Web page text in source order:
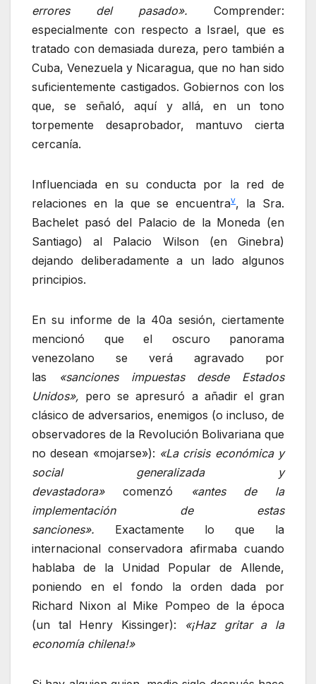
errores del pasado». Comprender:
especialmente con respecto a Israel, que es
tratado con demasiada dureza, pero también a
Cuba, Venezuela y Nicaragua, que no han sido
suficientemente castigados. Gobiernos con los
que, se señaló, aquí y allá, en un tono
torpemente desaprobador, mantuvo cierta
cercanía.
Influenciada en su conducta por la red de
relaciones en la que se encuentrav, la Sra.
Bachelet pasó del Palacio de la Moneda (en
Santiago) al Palacio Wilson (en Ginebra)
dejando deliberadamente a un lado algunos
principios.
En su informe de la 40a sesión, ciertamente
mencionó que el oscuro panorama
venezolano se verá agravado por
las
«sanciones impuestas desde Estados
Unidos», pero se apresuró a añadir el gran
clásico de adversarios, enemigos (o incluso, de
observadores de la Revolución Bolivariana que
no desean «mojarse»): «La crisis económica y
social generalizada y
devastadora»comenzó
«antes de la
implementación de estas
sanciones». Exactamente lo que la
internacional conservadora afirmaba cuando
hablaba de la Unidad Popular de Allende,
poniendo en el fondo la orden dada por
Richard Nixon al Mike Pompeo de la época
(un tal Henry Kissinger):
«¡Haz gritar a la
economía chilena!»